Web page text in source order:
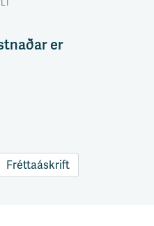
er
Fréttaáskrift